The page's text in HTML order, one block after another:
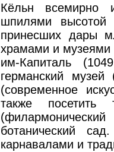
Кёльн всемирно
шпилями
принесших дары
храмами и музеями
им-Капиталь
германский
(современное
также
ботанический
карнавалами и